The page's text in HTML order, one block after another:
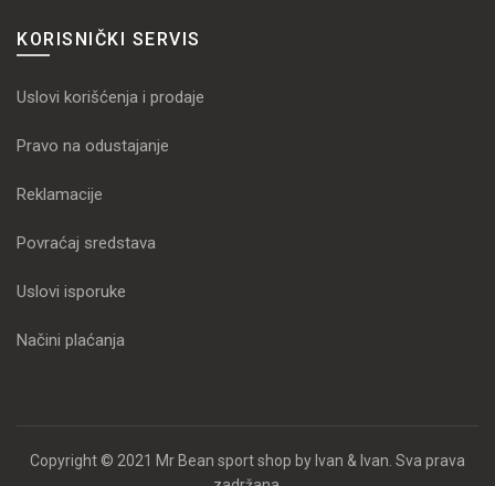
KORISNIČKI SERVIS
Uslovi korišćenja i prodaje
Pravo na odustajanje
Reklamacije
Povraćaj sredstava
Uslovi isporuke
Načini plaćanja
Copyright © 2021 Mr Bean sport shop by Ivan & Ivan. Sva prava